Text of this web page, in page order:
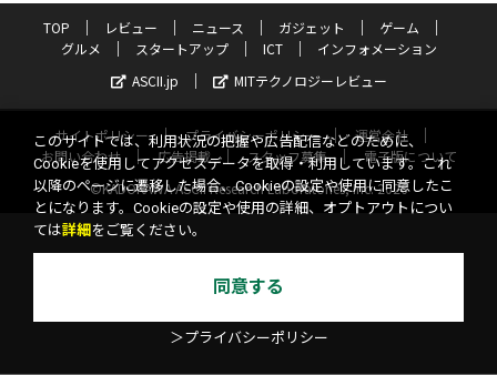
TOP レビュー ニュース ガジェット
ゲーム
グルメ
スタートアップ ICT
インフォメーション
ASCII.jp
MITテクノロジーレビュー
サイトポリシー プライバシーポリシー
運営会社
お問い合わせ
広告掲載 スタッフ募集
電子版について
©KADOKAWA ASCII Research Laboratories, Inc. 2026
このサイトでは、利用状況の把握や広告配信などのために、
Cookieを使用してアクセスデータを取得・利用しています。これ
以降のページに遷移した場合、Cookieの設定や使用に同意したこ
とになります。Cookieの設定や使用の詳細、オプトアウトについ
ては詳細 をご覧ください。
同意する
＞プライバシーポリシー